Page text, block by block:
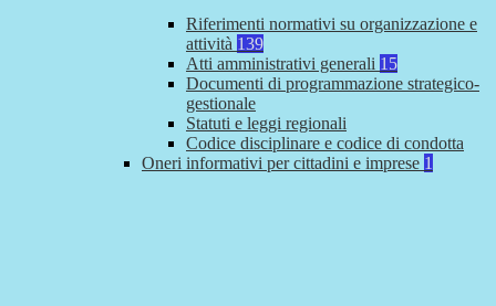
Riferimenti normativi su organizzazione e
attività 139
Atti amministrativi generali 15
Documenti di programmazione strategico-
gestionale
Statuti e leggi regionali
Codice disciplinare e codice di condotta
Oneri informativi per cittadini e imprese 1